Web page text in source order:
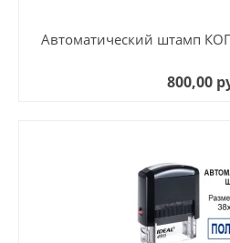
Автоматический штамп
800,00